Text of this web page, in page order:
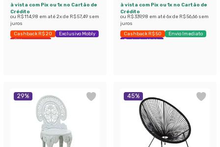
à vista com Pix ou 1x no Cartão de
Crédito
ou R$ 114,98 em até2x de R$ 57,49 sem
juros
Cashback R$ 20
Exclusivo Mobly
Últimas peças
à vista com Pix ou 1x no Cartão de
Crédito
ou R$ 339,98 em até6x de R$ 56,66 sem
juros
Cashback R$ 50
Envio Imediato
Exclusivo Mobly
29% 45%